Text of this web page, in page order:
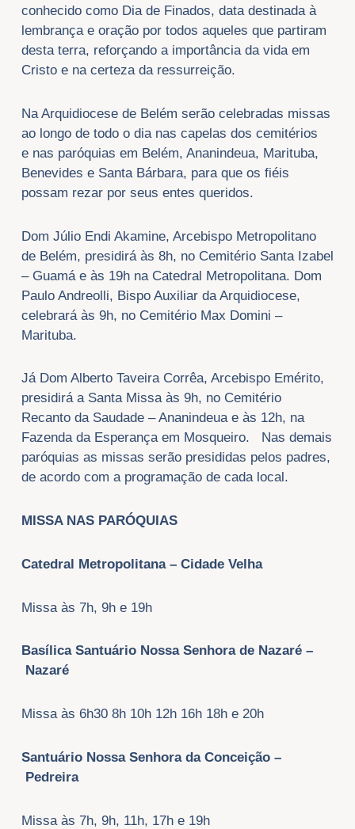
conhecido como Dia de Finados, data destinada à
lembrança e oração por todos aqueles que partiram
desta terra, reforçando a importância da vida em
Cristo e na certeza da ressurreição.
Na Arquidiocese de Belém serão celebradas missas
ao longo de todo o dia nas capelas dos cemitérios
e nas paróquias em Belém, Ananindeua, Marituba,
Benevides e Santa Bárbara, para que os fiéis
possam rezar por seus entes queridos.
Dom Júlio Endi Akamine, Arcebispo Metropolitano
de Belém, presidirá às 8h, no Cemitério Santa Izabel
– Guamá e às 19h na Catedral Metropolitana. Dom
Paulo Andreolli, Bispo Auxiliar da Arquidiocese,
celebrará às 9h, no Cemitério Max Domini –
Marituba.
Já Dom Alberto Taveira Corrêa, Arcebispo Emérito,
presidirá a Santa Missa às 9h, no Cemitério
Recanto da Saudade – Ananindeua e às 12h, na
Fazenda da Esperança em Mosqueiro. Nas demais
paróquias as missas serão presididas pelos padres,
de acordo com a programação de cada local.
MISSA NAS PARÓQUIAS
Catedral Metropolitana – Cidade Velha
Missa às 7h, 9h e 19h
Basílica Santuário Nossa Senhora de Nazaré –
Nazaré
Missa às 6h30 8h 10h 12h 16h 18h e 20h
Santuário Nossa Senhora da Conceição –
Pedreira
Missa às 7h, 9h, 11h, 17h e 19h